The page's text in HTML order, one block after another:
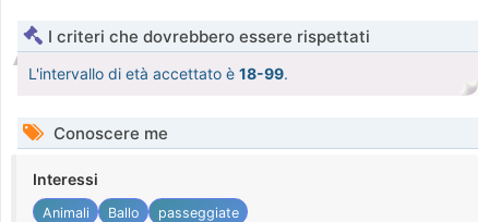
I criteri che dovrebbero essere rispettati
L'intervallo di età accettato è 18-99.
Conoscere me
Interessi
Animali Ballo passeggiate